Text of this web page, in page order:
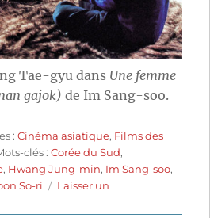
Tae-gyu dans Une femme
gajok) de Im Sang-soo.
:Cinéma asiatique, Films des
clés :Corée du Sud,
, Hwang Jung-min, Im Sang-soo,
So-ri
Laisser un